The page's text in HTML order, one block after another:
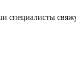
специалисты